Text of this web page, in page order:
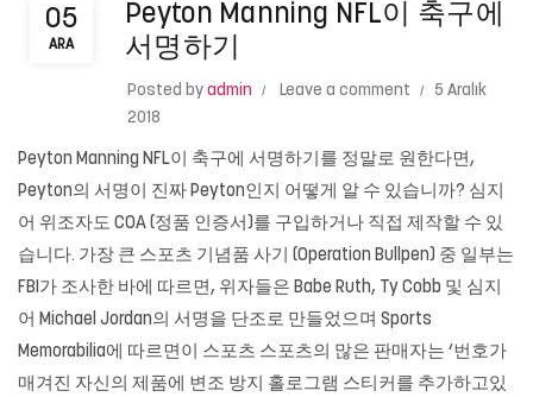
05
ARA
Peyton Manning NFL이 축구에
서명하기
Posted by admin Leave a comment
5 Aralık
2018
Peyton Manning NFL이 축구에 서명하기를 정말로 원한다면,
Peyton의 서명이 진짜 Peyton인지 어떻게 알 수 있습니까? 심지
어 위조자도 COA (정품 인증서)를 구입하거나 직접 제작할 수 있
습니다. 가장 큰 스포츠 기념품 사기 (Operation Bullpen) 중 일부는
FBI가 조사한 바에 따르면, 위자들은 Babe Ruth, Ty Cobb 및 심지
어 Michael Jordan의 서명을 단조로 만들었으며 Sports
Memorabilia에 따르면이 스포츠 스포츠의 많은 판매자는 ‘번호가
매겨진 자신의 제품에 변조 방지 홀로그램 스티커를 추가하고있